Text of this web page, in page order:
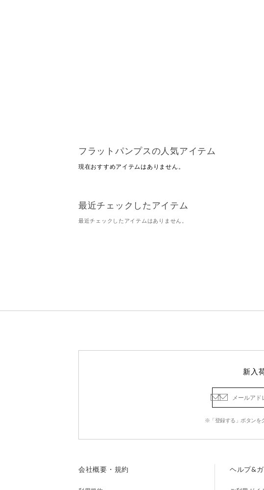
フラットパンプスの人気アイテム
現在おすすめアイテムはありません。
最近チェックしたアイテム
最近チェックしたアイテムはありません。
新入
※「登録する」ボタンを
会社概要・規約 ヘルプ&